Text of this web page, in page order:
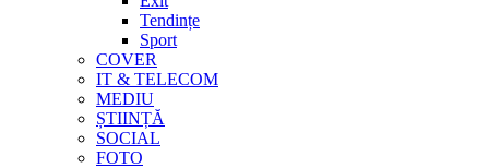
Tendințe
Sport
COVER
IT & TELECOM
MEDIU
ȘTIINȚĂ
SOCIAL
FOTO